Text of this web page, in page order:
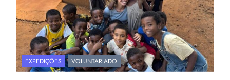
EXPEDIÇÕES VOLUNTARIADO